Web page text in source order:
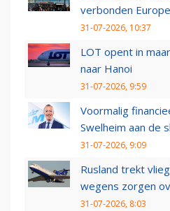
verbonden
31-07-2026, 10:37
LOT opent in
naar Hanoi
31-07-2026, 9:59
Voormalig
Swelheim aan de
31-07-2026, 9:09
Rusland trekt
wegens zorgen
31-07-2026, 8:03